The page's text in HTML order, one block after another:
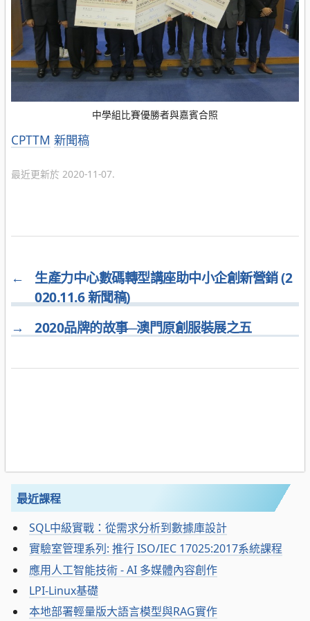
中學組比賽優勝者與嘉賓合照
分
CPTTM 新聞稿
最近更新於 2020-11-07.
←
生產力中心數碼轉型講座助中小企創新營銷 (2
020.11.6 新聞稿)
→
2020品牌的故事─澳門原創服裝展之五
最近課程
SQL中級實戰：從需求分析到數據庫設計
實驗室管理系列: 推行 ISO/IEC 17025:2017系統課程
應用人工智能技術 - AI 多媒體內容創作
LPI-Linux基礎
本地部署輕量版大語言模型與RAG實作